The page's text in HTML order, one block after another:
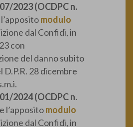
2023 (OCDPC n.
modulo
dal Confidi, in
con
del danno subito
D.P.R. 28 dicembre
2024 (OCDPC n.
l’appositomodulo
dal Confidi, in